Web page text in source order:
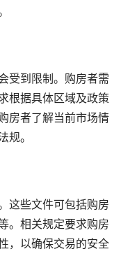
受到限制。购房者需
根据具体区域及政策
房者了解当前市场情
规。
这些文件可包括购房
。相关规定要求购房
，以确保交易的安全